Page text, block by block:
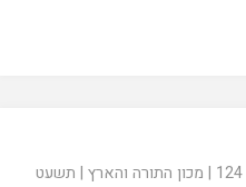
| מכון התורה והארץ | תשעט